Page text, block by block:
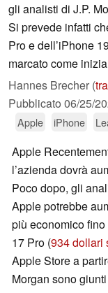
gli analisti di J.P.
Si prevede infatti
Pro e dell’iPhone
marcato come
Hannes Brecher (
Pubblicato 06/25/
Apple iPhone
Apple
l’azienda dovrà
Poco dopo, gli
Apple potrebbe
più economico fino
17 Pro (934 dollari
Apple Store a
Morgan sono